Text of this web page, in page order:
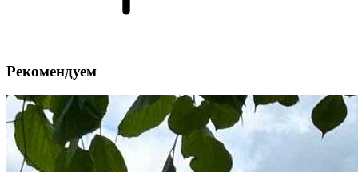
Рекомендуем